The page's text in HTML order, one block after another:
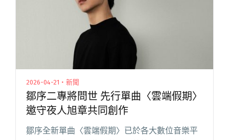
2026-04-21・新聞
鄒序二專將問世 先行單曲〈雲端假期〉
邀守夜人旭章共同創作
鄒序全新單曲〈雲端假期〉已於各大數位音樂平